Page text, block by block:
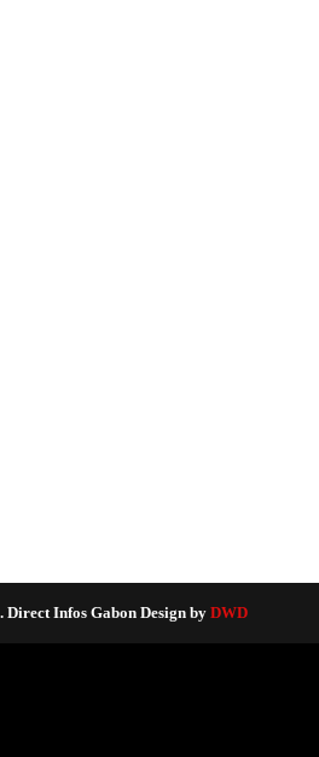
Infos Gabon Design by DWD